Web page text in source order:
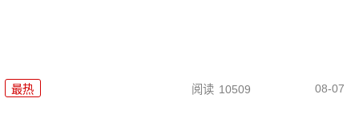
最热 阅读 10509 08-07